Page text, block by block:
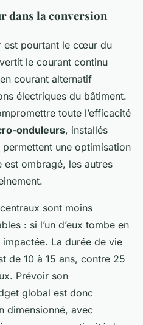
dans la conversion
est pourtant le cœur du
le courant continu
courant alternatif
électriques du bâtiment.
toute l’efficacité
onduleurs, installés
une optimisation
ombragé, les autres
sont moins
: si l’un d’eux tombe en
La durée de vie
de 10 à 15 ans, contre 25
Prévoir son
global est donc
dimensionné, avec